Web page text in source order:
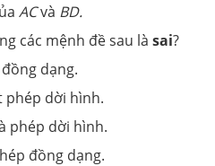
ACvà BD.
các mệnh đề sau là sai?
dạng.
phép dời hình.
phép dời hình.
đồng dạng.